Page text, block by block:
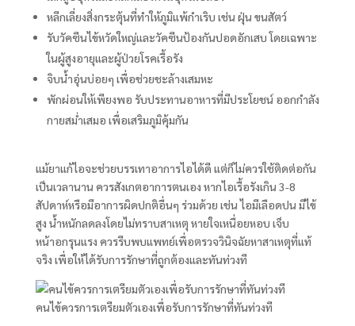
หลีกเลี่ยงสิ่งกระตุ้นที่ทำให้ภูมิแพ้กำเริบ เช่น ฝุ่น ขนสัตว์
รับวัคซีนไข้หวัดใหญ่และวัคซีนป้องกันปอดอักเสบ โดยเฉพาะ
ในผู้สูงอายุและผู้ป่วยโรคเรื้อรัง
จิบน้ำอุ่นบ่อยๆ เพื่อช่วยชะล้างเสมหะ
พักผ่อนให้เพียงพอ รับประทานอาหารที่มีประโยชน์ ออกกำลัง
กายสม่ำเสมอ เพื่อเสริมภูมิคุ้มกัน
แม้ยาแก้ไอจะช่วยบรรเทาอาการไอได้ดี แต่ก็ไม่ควรใช้ติดต่อกัน
เป็นเวลานาน ควรสังเกตอาการตนเอง หากไอเรื้อรังเกิน 3-8
สัปดาห์หรือมีอาการผิดปกติอื่นๆ ร่วมด้วย เช่น ไอมีเลือดปน มีไข้
สูง น้ำหนักลดลงโดยไม่ทราบสาเหตุ หายใจเหนื่อยหอบ เจ็บ
หน้าอกรุนแรง ควรรีบพบแพทย์เพื่อตรวจวินิจฉัยหาสาเหตุที่แท้
จริง เพื่อให้ได้รับการรักษาที่ถูกต้องและทันท่วงที
คนไข้ควรการเตรียมตัวเองเพื่อรับการรักษาที่ทันท่วงที